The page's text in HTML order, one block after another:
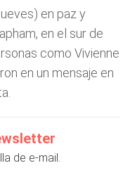
en paz y
en el sur de
como Vivienne
en un mensaje en
de e-mail.